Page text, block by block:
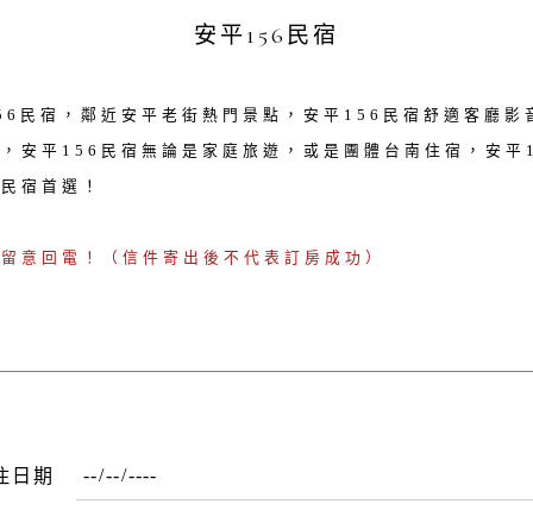
安平156民宿
民宿，鄰近安平老街熱門景點，安平156民宿舒適客廳影
安平156民宿無論是家庭旅遊，或是團體台南住宿，安
宿首選！
意回電！（信件寄出後不代表訂房成功）
日期